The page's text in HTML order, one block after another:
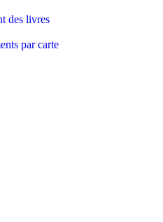
des livres
par carte